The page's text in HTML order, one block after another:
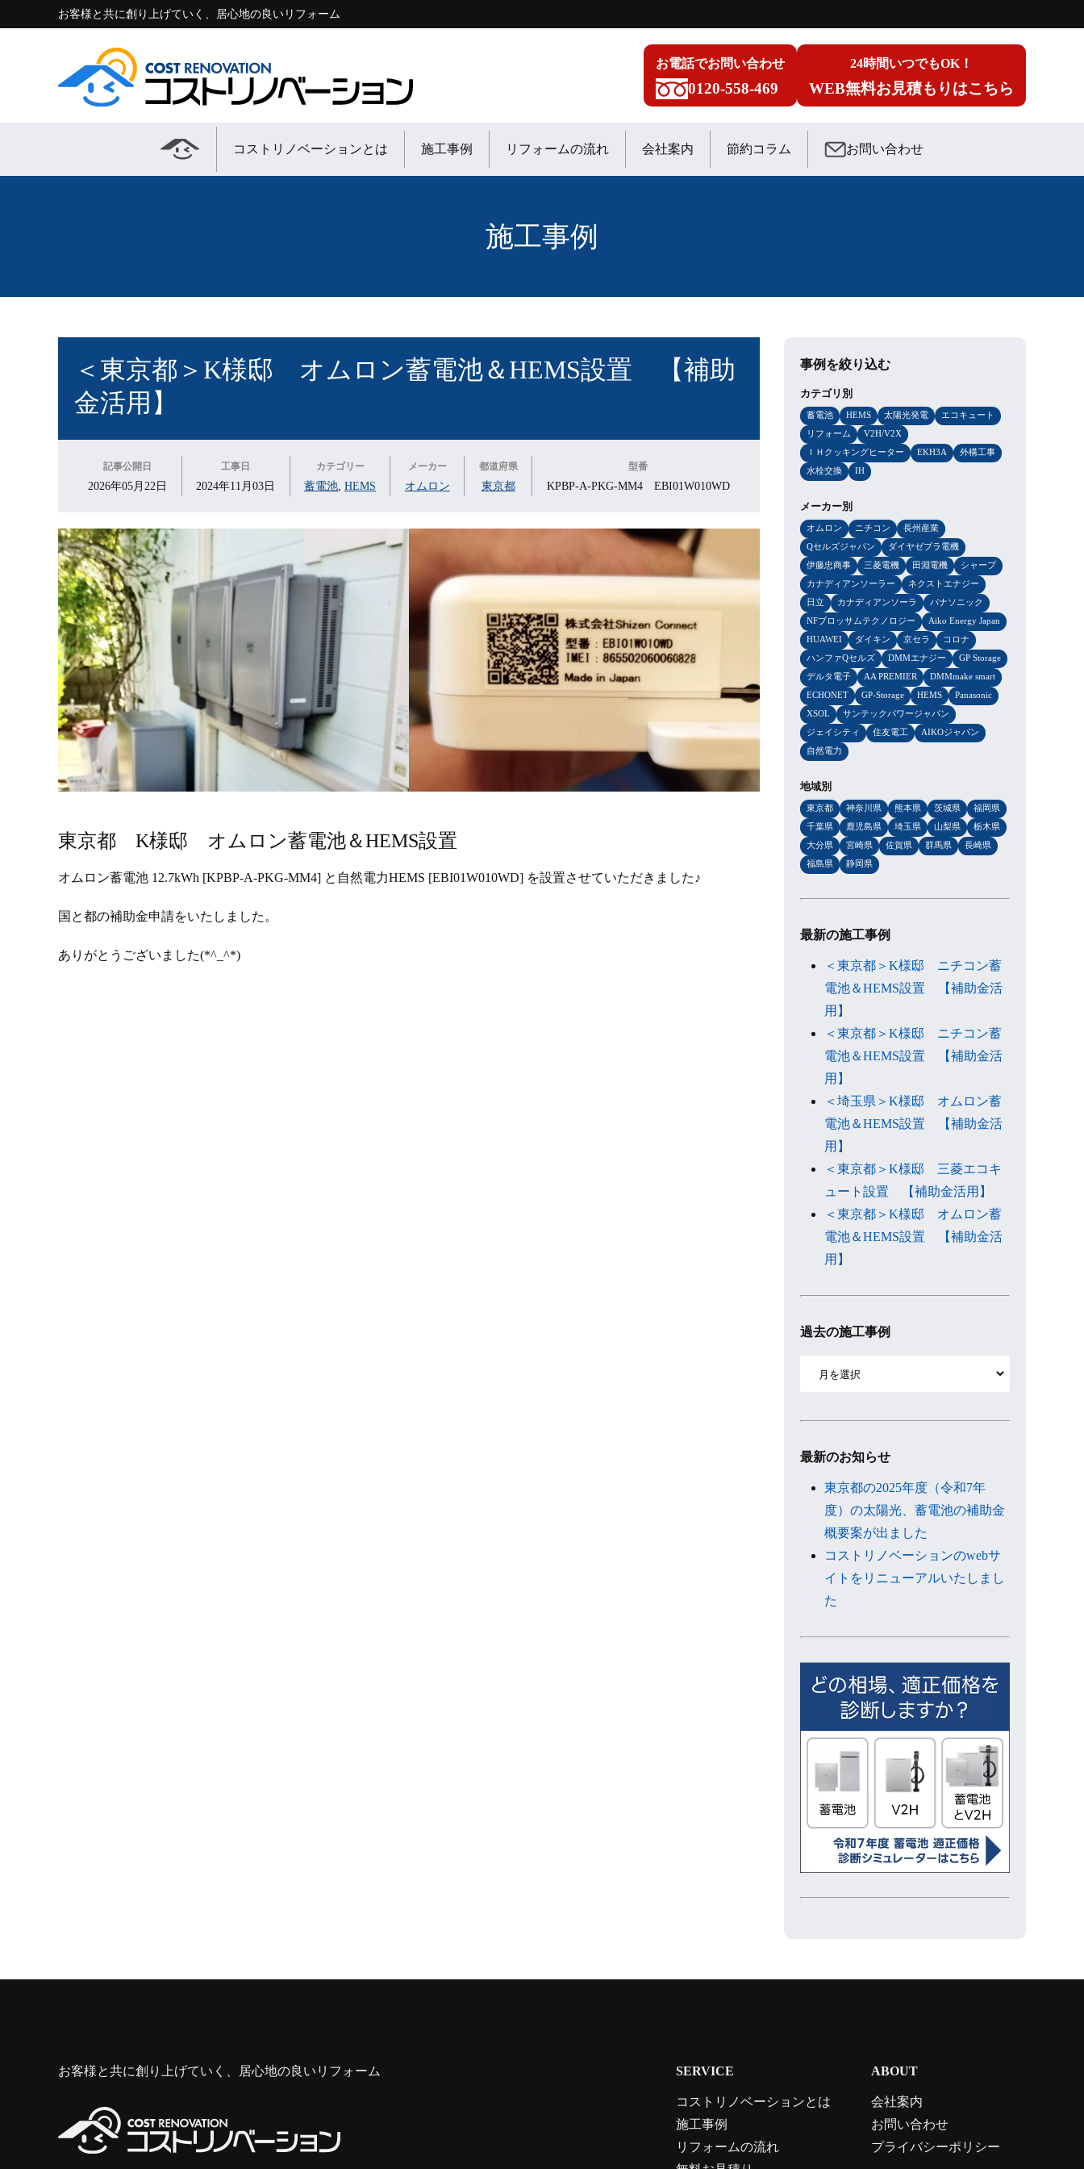
お客様と共に創り上げていく、居心地の良いリフォーム
お電話でお問い合わせ
0120-558-469
24時間いつでもOK！
WEB無料お見積もりはこちら
コストリノベーションとは 施工事例 リフォームの流れ 会社案内 節約コラム お問い合わせ
施工事例
＜東京都＞K様邸 オムロン蓄電池＆HEMS設置 【補助
金活用】
記事公開日
2026年05月22日
工事日
2024年11月03日
カテゴリー
蓄電池 ,HEMS
メーカー
オムロン
都道府県
東京都
型番
KPBP-A-PKG-MM4 EBI01W010WD
東京都 K様邸 オムロン蓄電池＆HEMS設置
オムロン蓄電池 12.7kWh [KPBP-A-PKG-MM4] と自然電力HEMS [EBI01W010WD] を設置させていただきました♪
国と都の補助金申請をいたしました。
ありがとうございました(*^_^*)
事例を絞り込む
カテゴリ別
蓄電池 HEMS 太陽光発電
エコキュート
リフォーム
V2H/V2X
ＩＨクッキングヒーター
EKH3A
外構工事
水栓交換
IH
メーカー別
オムロン ニチコン
長州産業
Qセルズジャパン
ダイヤゼブラ電機
伊藤忠商事
三菱電機 田淵電機
シャープ
カナディアンソーラー
ネクストエナジー
日立
カナディアンソーラ
パナソニック
NFブロッサムテクノロジー
Aiko Energy Japan
HUAWEI
ダイキン 京セラ
コロナ
ハンファQセルズ
DMMエナジー
GP Storage
デルタ電子
AA PREMIER
DMMmake smart
ECHONET
GP-Storage HEMS
Panasonic
XSOL
サンテックパワージャパン
ジェイシティ
住友電工
AIKOジャパン
自然電力
地域別
東京都 神奈川県 熊本県 茨城県
福岡県
千葉県
鹿児島県 埼玉県 山梨県
栃木県
大分県
宮崎県 佐賀県 群馬県
長崎県
福島県
静岡県
最新の施工事例
＜東京都＞K様邸 ニチコン蓄
電池＆HEMS設置 【補助金活
用】
＜東京都＞K様邸 ニチコン蓄
電池＆HEMS設置 【補助金活
用】
＜埼玉県＞K様邸 オムロン蓄
電池＆HEMS設置 【補助金活
用】
＜東京都＞K様邸 三菱エコキ
ュート設置 【補助金活用】
＜東京都＞K様邸 オムロン蓄
電池＆HEMS設置 【補助金活
用】
過去の施工事例
ブ
最新のお知らせ
東京都の2025年度（令和7年
度）の太陽光、蓄電池の補助金
概要案が出ました
コストリノベーションのwebサ
イトをリニューアルいたしまし
た
お客様と共に創り上げていく、居心地の良いリフォーム SERVICE
コストリノベーションとは
施工事例
リフォームの流れ
ABOUT
会社案内
お問い合わせ
プライバシーポリシー